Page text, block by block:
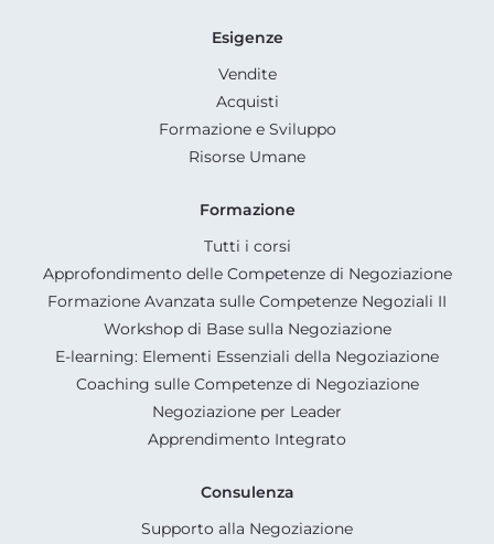
Esigenze
Vendite
Acquisti
Formazione e Sviluppo
Risorse Umane
Formazione
Tutti i corsi
Approfondimento delle Competenze di Negoziazione
Formazione Avanzata sulle Competenze Negoziali II
Workshop di Base sulla Negoziazione
E-learning: Elementi Essenziali della Negoziazione
Coaching sulle Competenze di Negoziazione
Negoziazione per Leader
Apprendimento Integrato
Consulenza
Supporto alla Negoziazione